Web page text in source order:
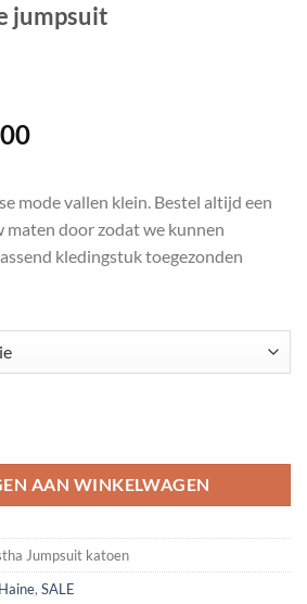
jumpsuit
Huidige
€ 60.00.
mode vallen klein. Bestel altijd een
maten door zodat we kunnen
kledingstuk toegezonden
AAN WINKELWAGEN
Jumpsuit katoen
, SALE